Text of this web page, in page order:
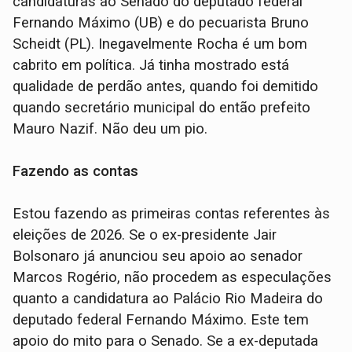
Fernando Máximo (UB) e do pecuarista Bruno
Scheidt (PL). Inegavelmente Rocha é um bom
cabrito em política. Já tinha mostrado está
qualidade de perdão antes, quando foi demitido
quando secretário municipal do então prefeito
Mauro Nazif. Não deu um pio.
Fazendo as contas
Estou fazendo as primeiras contas referentes às
eleições de 2026. Se o ex-presidente Jair
Bolsonaro já anunciou seu apoio ao senador
Marcos Rogério, não procedem as especulações
quanto a candidatura ao Palácio Rio Madeira do
deputado federal Fernando Máximo. Este tem
apoio do mito para o Senado. Se a ex-deputada